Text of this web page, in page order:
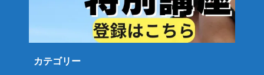
カテゴリー